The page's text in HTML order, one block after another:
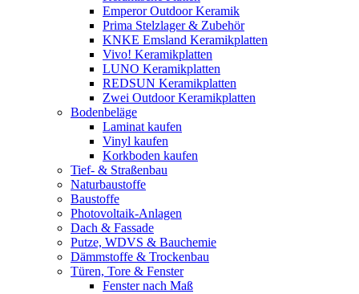
Emperor Outdoor Keramik
Prima Stelzlager & Zubehör
KNKE Emsland Keramikplatten
Vivo! Keramikplatten
LUNO Keramikplatten
REDSUN Keramikplatten
Zwei Outdoor Keramikplatten
Bodenbeläge
Laminat kaufen
Vinyl kaufen
Korkboden kaufen
Tief- & Straßenbau
Naturbaustoffe
Baustoffe
Photovoltaik-Anlagen
Dach & Fassade
Putze, WDVS & Bauchemie
Dämmstoffe & Trockenbau
Türen, Tore & Fenster
Fenster nach Maß